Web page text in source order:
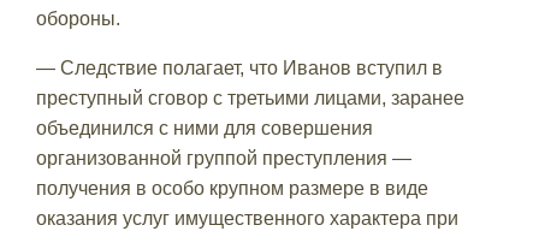
обороны.
— Следствие полагает, что Иванов вступил в
преступный сговор с третьими лицами, заранее
объединился с ними для совершения
организованной группой преступления —
получения в особо крупном размере в виде
оказания услуг имущественного характера при